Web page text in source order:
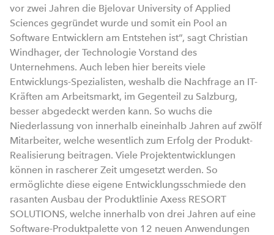
vor zwei Jahren die Bjelovar University of Applied
Sciences gegründet wurde und somit ein Pool an
Software Entwicklern am Entstehen ist“, sagt Christian
Windhager, der Technologie Vorstand des
Unternehmens. Auch leben hier bereits viele
Entwicklungs-Spezialisten, weshalb die Nachfrage an IT-
Kräften am Arbeitsmarkt, im Gegenteil zu Salzburg,
besser abgedeckt werden kann. So wuchs die
Niederlassung von innerhalb eineinhalb Jahren auf zwölf
Mitarbeiter, welche wesentlich zum Erfolg der Produkt-
Realisierung beitragen. Viele Projektentwicklungen
können in rascherer Zeit umgesetzt werden. So
ermöglichte diese eigene Entwicklungsschmiede den
rasanten Ausbau der Produktlinie Axess RESORT
SOLUTIONS, welche innerhalb von drei Jahren auf eine
Software-Produktpalette von 12 neuen Anwendungen